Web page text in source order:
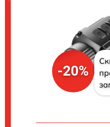
-20%